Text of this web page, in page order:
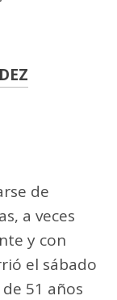
de
a veces
y con
el sábado
51 años